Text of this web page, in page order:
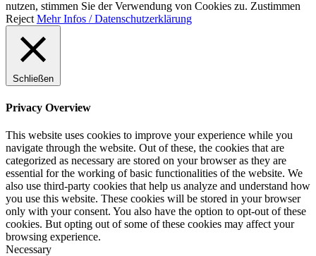
nutzen, stimmen Sie der Verwendung von Cookies zu. Zustimmen
Reject Mehr Infos / Datenschutzerklärung
Schließen
Privacy Overview
This website uses cookies to improve your experience while you
navigate through the website. Out of these, the cookies that are
categorized as necessary are stored on your browser as they are
essential for the working of basic functionalities of the website. We
also use third-party cookies that help us analyze and understand how
you use this website. These cookies will be stored in your browser
only with your consent. You also have the option to opt-out of these
cookies. But opting out of some of these cookies may affect your
browsing experience.
Necessary